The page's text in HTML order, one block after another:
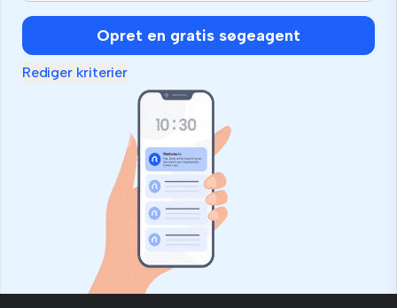
Opret en gratis søgeagent
Rediger kriterier